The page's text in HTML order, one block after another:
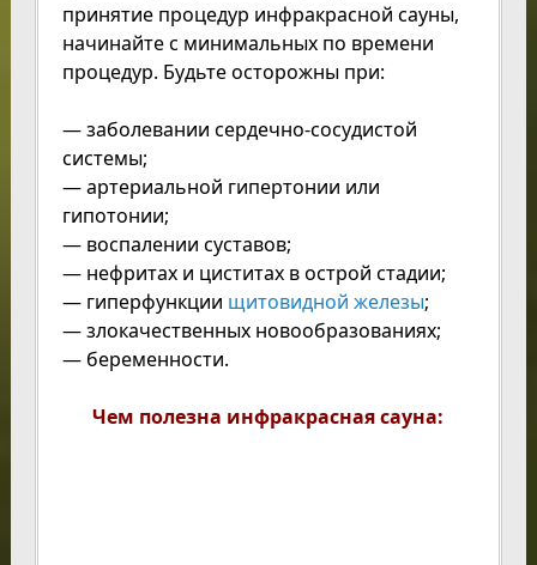
принятие процедур инфракрасной сауны,
начинайте с минимальных по времени
процедур. Будьте осторожны при:
— заболевании сердечно-сосудистой
системы;
— артериальной гипертонии или
гипотонии;
— воспалении суставов;
— нефритах и циститах в острой стадии;
— гиперфункции щитовидной железы;
— злокачественных новообразованиях;
— беременности.
Чем полезна инфракрасная сауна: